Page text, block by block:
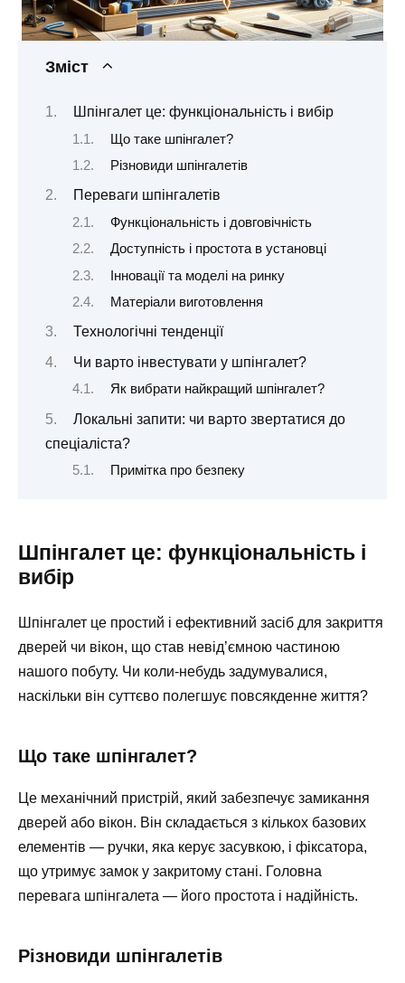
Зміст
Шпінгалет це: функціональність і вибір
Що таке шпінгалет?
Різновиди шпінгалетів
Переваги шпінгалетів
Функціональність і довговічність
Доступність і простота в установці
Інновації та моделі на ринку
Матеріали виготовлення
Технологічні тенденції
Чи варто інвестувати у шпінгалет?
Як вибрати найкращий шпінгалет?
Локальні запити: чи варто звертатися до
спеціаліста?
Примітка про безпеку
Шпінгалет це: функціональність і
вибір
Шпінгалет це простий і ефективний засіб для закриття
дверей чи вікон, що став невід’ємною частиною
нашого побуту. Чи коли-небудь задумувалися,
наскільки він суттєво полегшує повсякденне життя?
Що таке шпінгалет?
Це механічний пристрій, який забезпечує замикання
дверей або вікон. Він складається з кількох базових
елементів — ручки, яка керує засувкою, і фіксатора,
що утримує замок у закритому стані. Головна
перевага шпінгалета — його простота і надійність.
Різновиди шпінгалетів